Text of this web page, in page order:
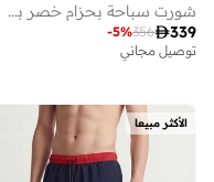
شورت سباحة بحزام خصر بشعار مزدوج
339
356
-5%
توصيل مجاني
الأكثر مبيعا